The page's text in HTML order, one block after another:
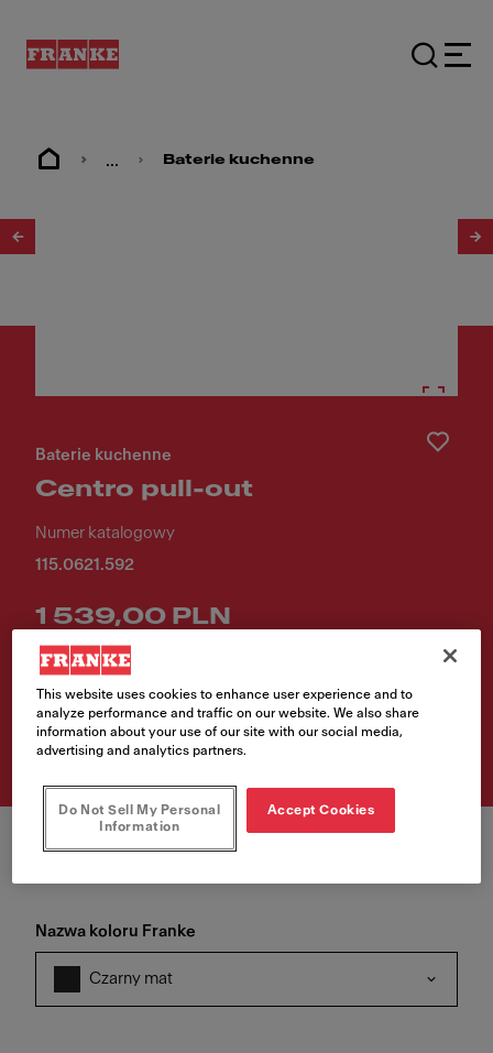
... Baterie kuchenne
Baterie kuchenne
Centro pull-out
Numer katalogowy
115.0621.592
1 539,00 PLN
Rekomendowana cena katalogowa brutto
Sprawdź gdzie kupić
Nazwa koloru Franke
Czarny mat
This website uses cookies to enhance user experience and to
analyze performance and traffic on our website. We also share
information about your use of our site with our social media,
advertising and analytics partners.
Do Not Sell My Personal
Information
Accept Cookies